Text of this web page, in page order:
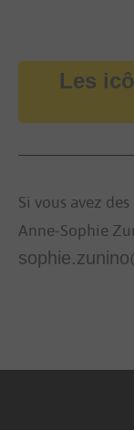
Les
Si vous avez
Anne-Sophie